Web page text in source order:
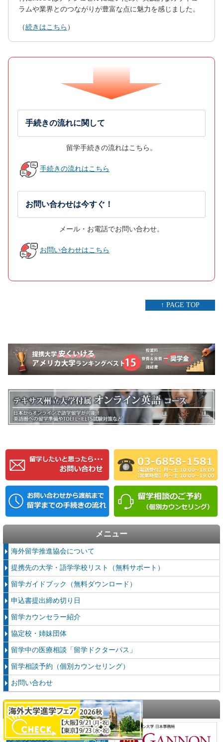
ラムや業界とのつながりが豊富な点に魅力を感じました。
（続きはこちら ）
手続きの流れに関して
留学手続きの流れはこちら。
手続きの流れはこちら
お問い合わせは今すぐ！
メール・お電話でお問い合わせ。
お問い合わせはこちら
↑ PAGE TOP
メニュー
海外留学推進協会について
提携先の大学・語学学校リスト（無料サポート）
留学ガイドブック（無料ダウンロード）
申込書提出締め切り日
留学カウンセラー紹介
協定校・姉妹団体
留学中の医療相談「留学ドクターパス」
留学相談予約（個別カウンセリング）
お問い合わせ
留学関連リンク